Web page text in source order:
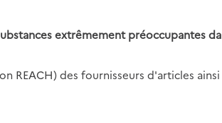
extrêmement préoccupantes
REACH) des fournisseurs d'articles